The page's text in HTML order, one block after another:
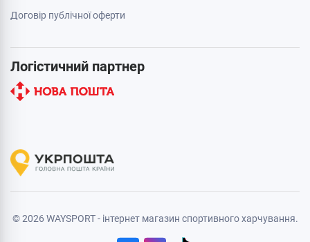
Договір публічної оферти
Логістичний партнер
© 2026 WAYSPORT - інтернет магазин спортивного харчування.